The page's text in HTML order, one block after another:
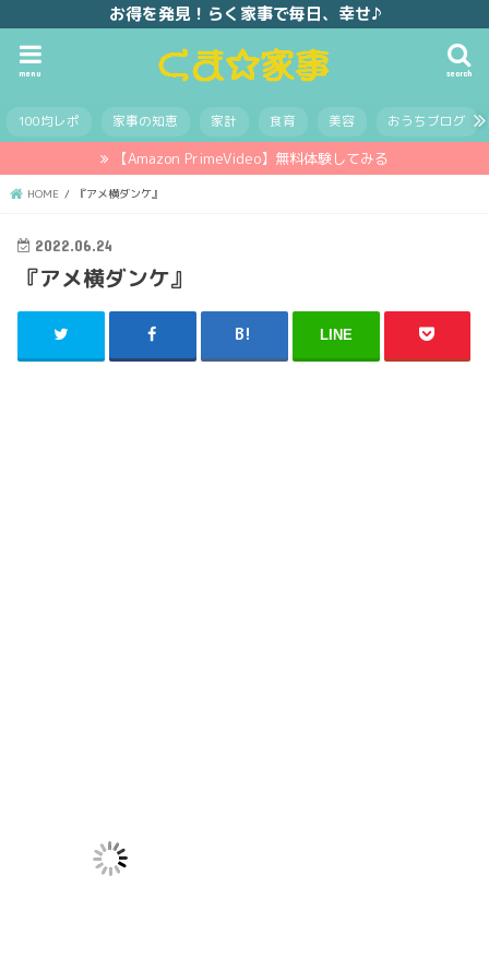
お得を発見！らく家事で毎日、幸せ♪
search
menu
100均レポ 家事の知恵 家計 食育 美容 おうちブログ
【Amazon PrimeVideo】無料体験してみる
HOME 『アメ横ダンケ』
2022.06.24
『アメ横ダンケ』
LINE